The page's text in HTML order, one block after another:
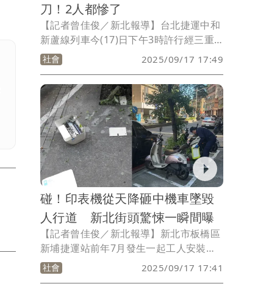
刀！2人都慘了
【記者曾佳俊／新北報導】台北捷運中和
新蘆線列車今(17)日下午3時許行經三重
區段時，一名澳洲籍男子因喝飲料遭人勸
阻「No drink」卻怒比「中指」不雅手
勢，柯姓男子見狀火大，掏出美工刀朝其
揮舞比試，雙方劍拔弩張之際，一旁乘客
連忙按下緊急對講機求救，警方獲報至三
重國小站將2人帶回派出所，訊後將柯男
依恐嚇危害安全罪，移送新北地檢署偵
辦，至於澳洲男子則依違反《大眾捷運
法》，處以新台幣1500元罰鍰。
社會 2025/09/17 17:49
碰！印表機從天降砸中機車墜毀
人行道 新北街頭驚悚一瞬間曝
【記者曾佳俊／新北報導】新北市板橋區
新埔捷運站前年7月發生一起工人安裝冷
氣時不慎自17樓掉落，砸死一名等公車的
黃姓女大生，震驚社會！豈料，新北市樹
社會 2025/09/17 17:41